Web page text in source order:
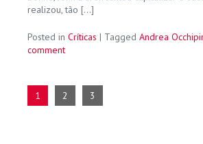
realizou, tão […]
Posted in Críticas | Tagged Andrea
comment
1 2 3